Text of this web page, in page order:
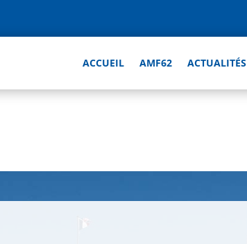
ACCUEIL AMF62 ACTUALITÉS